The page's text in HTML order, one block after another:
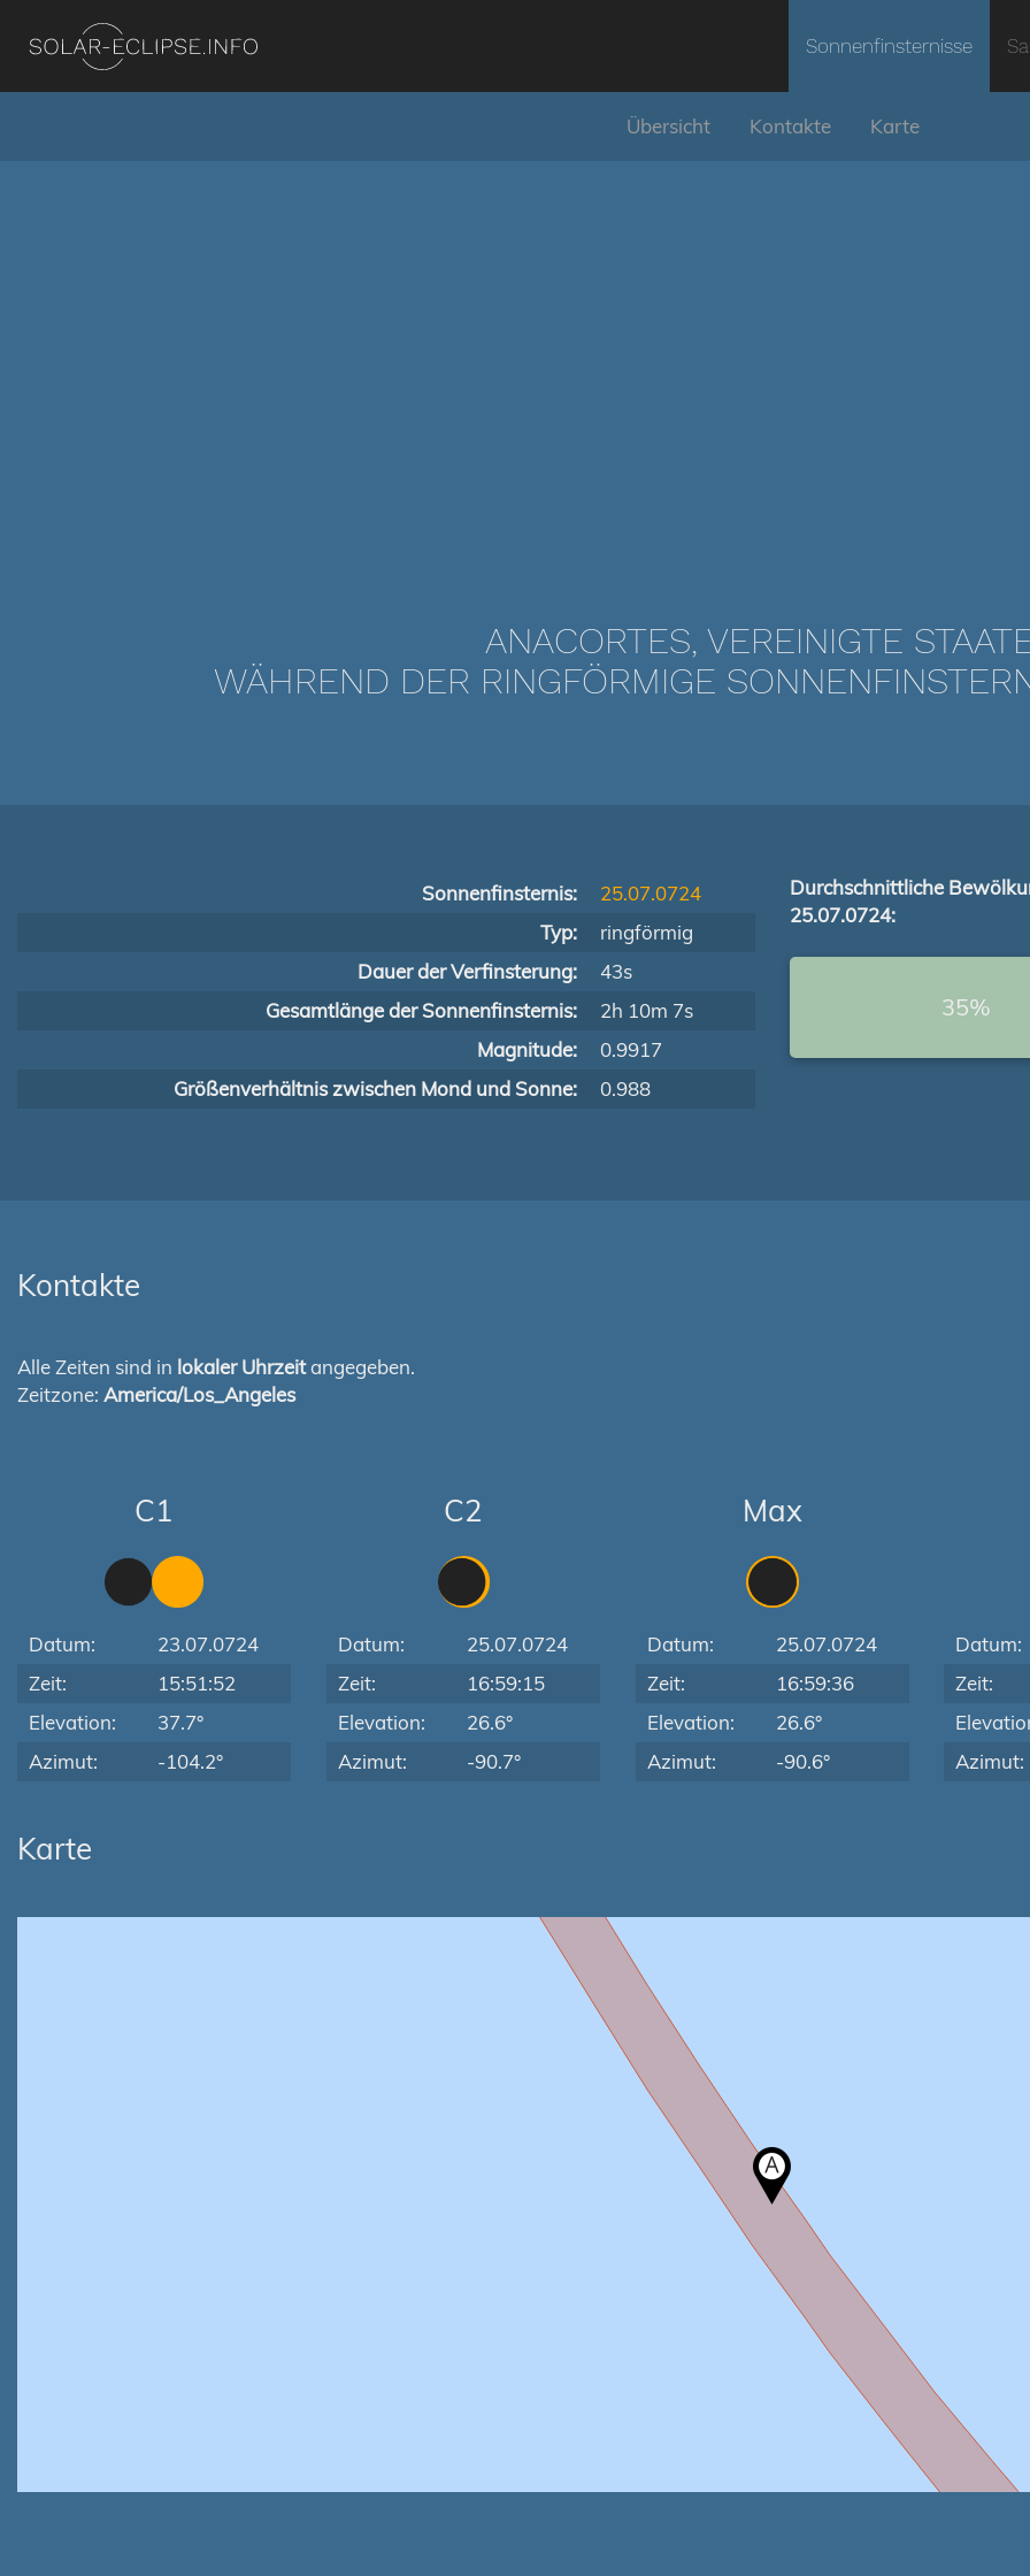
Sonnenfinsternisse
Übersicht Kontakte Karte
ANACORTES, VEREINIGTE
WÄHREND DER RINGFÖRMIGE
Sonnenfinsternis:
25.07.0724
Typ:
ringförmig
Dauer der Verfinsterung:
43s
Gesamtlänge der Sonnenfinsternis:
2h 10m 7s
Magnitude:
0.9917
Größenverhältnis zwischen Mond und Sonne:
0.988
Durchschnittliche
25.07.0724:
35%
Kontakte
Alle Zeiten sind in lokaler Uhrzeitangegeben.
Zeitzone: America/Los_Angeles
C1
Datum:
23.07.0724
Zeit:
15:51:52
Elevation:
37.7°
Azimut:
-104.2°
C2
Datum:
25.07.0724
Zeit:
16:59:15
Elevation:
26.6°
Azimut:
-90.7°
Max
Datum:
25.07.0724
Zeit:
16:59:36
Elevation:
26.6°
Azimut:
-90.6°
Datum:
Zeit:
Azimut:
Karte